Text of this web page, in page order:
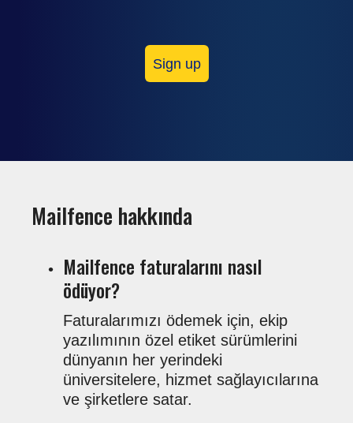
Sign up
Mailfence hakkında
Mailfence faturalarını nasıl
ödüyor?
Faturalarımızı ödemek için, ekip
yazılımının özel etiket sürümlerini
dünyanın her yerindeki
üniversitelere, hizmet sağlayıcılarına
ve şirketlere satar.